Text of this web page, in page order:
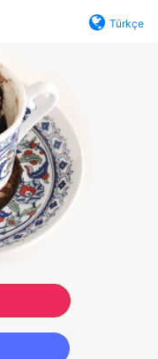
Türkçe